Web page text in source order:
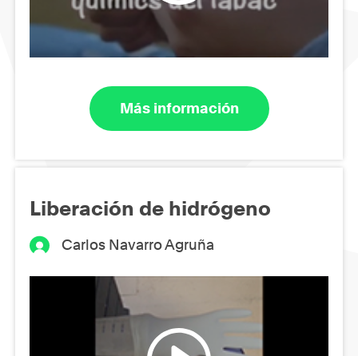
Más información
Liberación de hidrógeno
Carlos Navarro Agruña